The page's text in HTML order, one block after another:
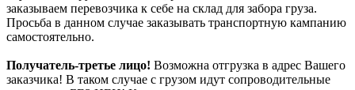
заказываем перевозчика к себе на склад для забора груза.
Просьба в данном случае заказывать транспортную кампанию
самостоятельно.
Получатель-третье лицо! Возможна отгрузка в адрес Вашего
заказчика! В таком случае с грузом идут сопроводительные